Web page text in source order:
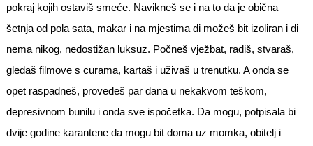
pokraj kojih ostaviš smeće. Navikneš se i na to da je obična
šetnja od pola sata, makar i na mjestima di možeš bit izoliran i di
nema nikog, nedostižan luksuz. Počneš vježbat, radiš, stvaraš,
gledaš filmove s curama, kartaš i uživaš u trenutku. A onda se
opet raspadneš, provedeš par dana u nekakvom teškom,
depresivnom bunilu i onda sve ispočetka. Da mogu, potpisala bi
dvije godine karantene da mogu bit doma uz momka, obitelj i